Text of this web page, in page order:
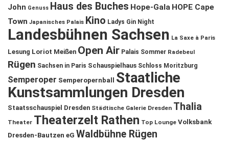
John Genuss Haus des Buches Hope-Gala HOPE Cape
Town Japanisches Palais Kino Ladys Gin Night
Landesbühnen Sachsen La Saxe à Paris
Lesung Loriot Meißen Open Air Palais Sommer Radebeul
Rügen Sachsen in Paris Schauspielhaus Schloss Moritzburg
Semperoper Semperopernball
Staatliche
Kunstsammlungen Dresden
Staatsschauspiel Dresden Städtische Galerie Dresden Thalia
Theater Theaterzelt Rathen Top Lounge Volksbank
Dresden-Bautzen eG Waldbühne Rügen